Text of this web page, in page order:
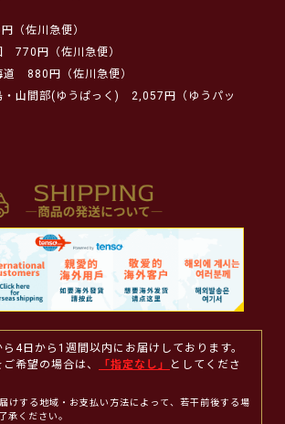
（佐川急便）
770円（佐川急便）
道
880円（佐川急便）
・山間部(ゆうぱっく)
2,057円（ゆうパッ
4日から1週間以内にお届けしております。
希望の場合は、
「指定なし」
としてくださ
けする地域・お支払い方法によって、若干前後する場
承ください。